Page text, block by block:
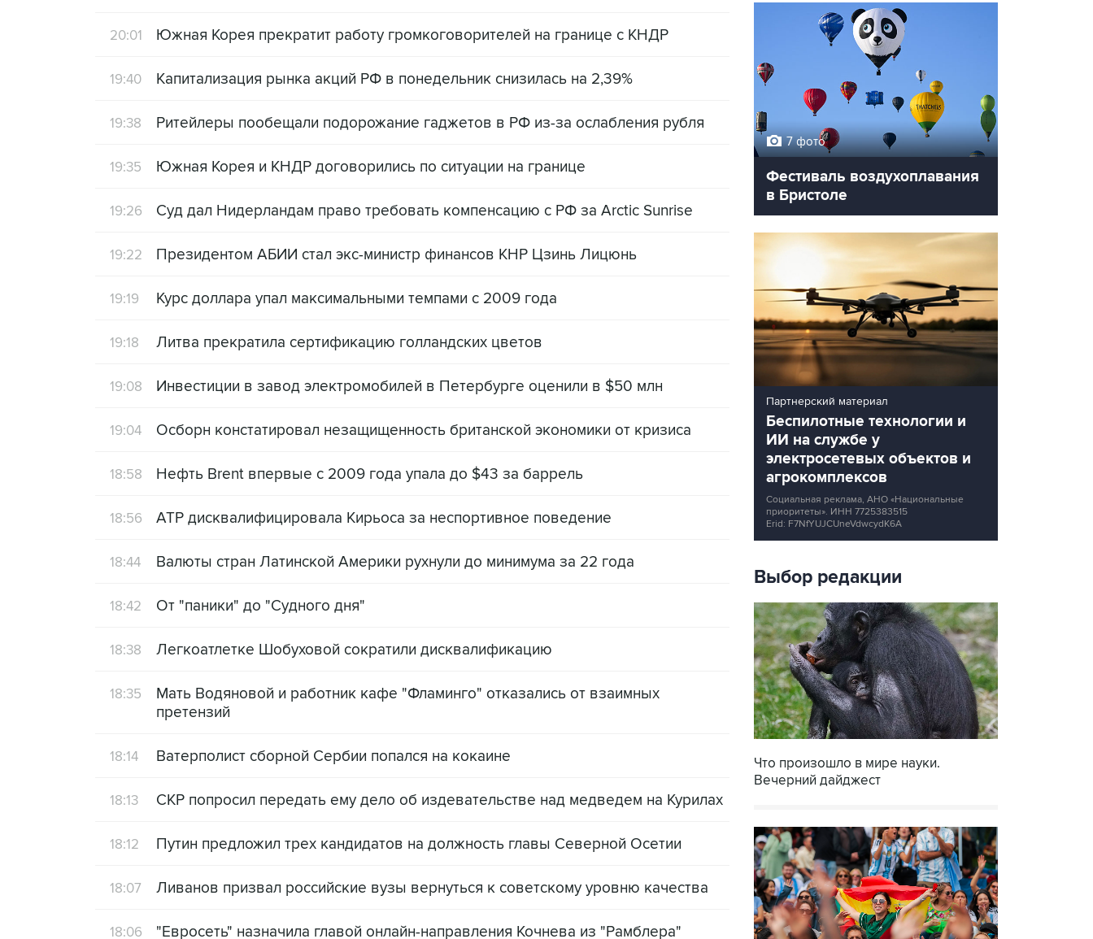
20:01 Южная Корея прекратит работу громкоговорителей на границе с КНДР
19:40 Капитализация рынка акций РФ в понедельник снизилась на 2,39%
19:38 Ритейлеры пообещали подорожание гаджетов в РФ из-за ослабления рубля
19:35 Южная Корея и КНДР договорились по ситуации на границе
19:26 Суд дал Нидерландам право требовать компенсацию с РФ за Arctic Sunrise
19:22 Президентом АБИИ стал экс-министр финансов КНР Цзинь Лицюнь
19:19 Курс доллара упал максимальными темпами с 2009 года
19:18 Литва прекратила сертификацию голландских цветов
19:08 Инвестиции в завод электромобилей в Петербурге оценили в $50 млн
19:04 Осборн констатировал незащищенность британской экономики от кризиса
18:58 Нефть Brent впервые с 2009 года упала до $43 за баррель
18:56 АТР дисквалифицировала Кирьоса за неспортивное поведение
18:44 Валюты стран Латинской Америки рухнули до минимума за 22 года
18:42 От "паники" до "Судного дня"
18:38 Легкоатлетке Шобуховой сократили дисквалификацию
18:35
Мать Водяновой и работник кафе "Фламинго" отказались от взаимных
претензий
18:14 Ватерполист сборной Сербии попался на кокаине
18:13 СКР попросил передать ему дело об издевательстве над медведем на Курилах
18:12 Путин предложил трех кандидатов на должность главы Северной Осетии
18:07 Ливанов призвал российские вузы вернуться к советскому уровню качества
18:06 "Евросеть" назначила главой онлайн-направления Кочнева из "Рамблера"
7 фото
Фестиваль воздухоплавания
в Бристоле
Партнерский материал
Беспилотные технологии и
ИИ на службе у
электросетевых объектов и
агрокомплексов
Социальная реклама, АНО «Национальные
приоритеты». ИНН 7725383515
Erid: F7NfYUJCUneVdwcydK6A
Выбор редакции
Что произошло в мире науки.
Вечерний дайджест